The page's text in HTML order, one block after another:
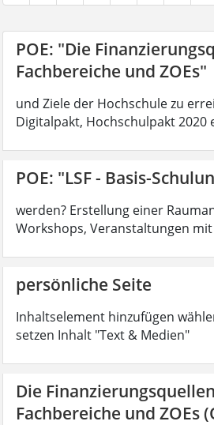
POE: "Die
Fachbereiche und ZOEs"
und Ziele der Hochschule zu
Digitalpakt, Hochschulpakt
POE: "LSF - Basis-
werden? Erstellung einer
Workshops, Veranstaltungen
persönliche Seite
Inhaltselement hinzufügen
setzen Inhalt "Text & Medien"
Die
Fachbereiche und ZOEs